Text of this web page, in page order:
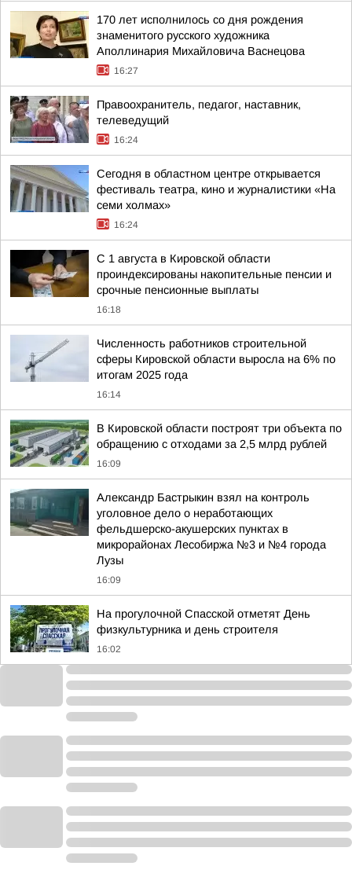
170 лет исполнилось со дня рождения
знаменитого русского художника
Аполлинария Михайловича Васнецова
16:27
Правоохранитель, педагог, наставник,
телеведущий
16:24
Сегодня в областном центре открывается
фестиваль театра, кино и журналистики «На
семи холмах»
16:24
С 1 августа в Кировской области
проиндексированы накопительные пенсии и
срочные пенсионные выплаты
16:18
Численность работников строительной
сферы Кировской области выросла на 6% по
итогам 2025 года
16:14
В Кировской области построят три объекта по
обращению с отходами за 2,5 млрд рублей
16:09
Александр Бастрыкин взял на контроль
уголовное дело о неработающих
фельдшерско-акушерских пунктах в
микрорайонах Лесобиржа №3 и №4 города
Лузы
16:09
На прогулочной Спасской отметят День
физкультурника и день строителя
16:02